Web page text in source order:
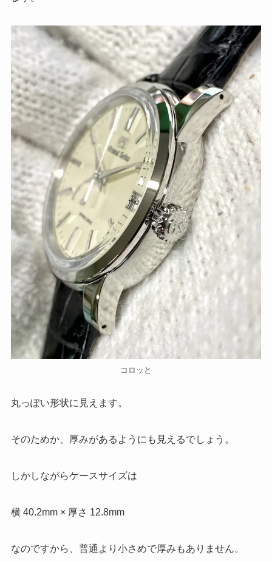
コロッと
丸っぽい形状に見えます。
そのためか、厚みがあるようにも見えるでしょう。
しかしながらケースサイズは
横 40.2mm × 厚さ 12.8mm
なのですから、普通より小さめで厚みもありません。